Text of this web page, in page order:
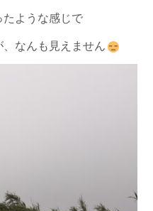
たような感じで
なんも見えません